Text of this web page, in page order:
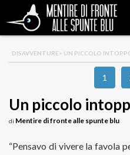
DISAVVENTURE> UN PICCOLO
1
Un piccolo
di Mentire di fronte alle spunte blu
“Pensavo di vivere la favola